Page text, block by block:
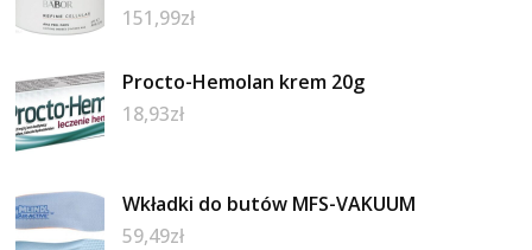
151,99zł
Procto-Hemolan krem 20g
18,93zł
Wkładki do butów MFS-VAKUUM
59,49zł